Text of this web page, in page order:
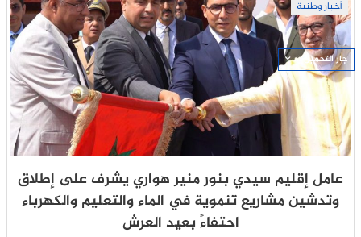
أخبار وطنية
عامل إقليم سيدي بنور منير هواري يشرف على إطلاق
وتدشين مشاريع تنموية في الماء والتعليم والكهرباء
احتفاءً بعيد العرش
جار التحميل ...